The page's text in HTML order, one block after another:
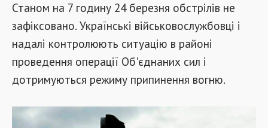
Станом на 7 годину 24 березня обстрілів не
зафіксовано. Українські військовослужбовці і
надалі контролюють ситуацію в районі
проведення операції Об'єднаних сил і
дотримуються режиму припинення вогню.